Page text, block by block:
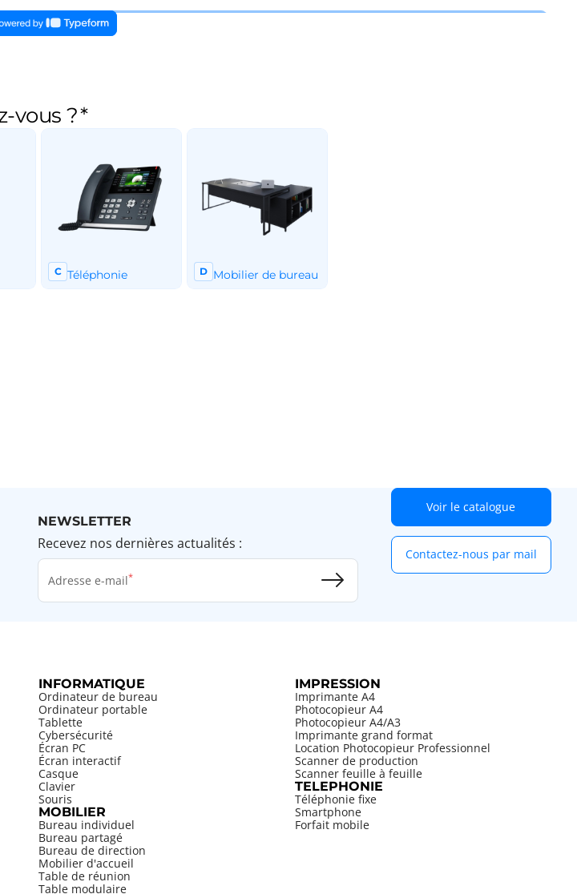
NEWSLETTER
Recevez nos dernières actualités :
Adresse e-mail
Voir le catalogue
Contactez-nous par mail
INFORMATIQUE
Ordinateur de bureau
Ordinateur portable
Tablette
Cybersécurité
Écran PC
Écran interactif
Casque
Clavier
Souris
MOBILIER
Bureau individuel
Bureau partagé
Bureau de direction
Mobilier d'accueil
Table de réunion
Table modulaire
IMPRESSION
Imprimante A4
Photocopieur A4
Photocopieur A4/A3
Imprimante grand format
Location Photocopieur Professionnel
Scanner de production
Scanner feuille à feuille
TELEPHONIE
Téléphonie fixe
Smartphone
Forfait mobile